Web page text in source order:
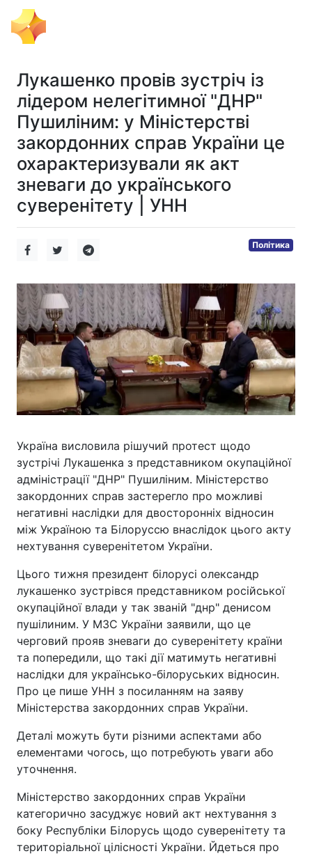
Лукашенко провів зустріч із
лідером нелегітимної "ДНР"
Пушиліним: у Міністерстві
закордонних справ України це
охарактеризували як акт
зневаги до українського
суверенітету | УНН
Політика
Україна висловила рішучий протест щодо
зустрічі Лукашенка з представником окупаційної
адміністрації "ДНР" Пушиліним. Міністерство
закордонних справ застерегло про можливі
негативні наслідки для двосторонніх відносин
між Україною та Білоруссю внаслідок цього акту
нехтування суверенітетом України.
Цього тижня президент білорусі олександр
лукашенко зустрівся представником російської
окупаційної влади у так званій "днр" денисом
пушілиним. У МЗС України заявили, що це
черговий прояв зневаги до суверенітету країни
та попередили, що такі дії матимуть негативні
наслідки для українсько-білоруських відносин.
Про це пише УНН з посиланням на заяву
Міністерства закордонних справ України.
Деталі можуть бути різними аспектами або
елементами чогось, що потребують уваги або
уточнення.
Міністерство закордонних справ України
категорично засуджує новий акт нехтування з
боку Республіки Білорусь щодо суверенітету та
територіальної цілісності України. Йдеться про